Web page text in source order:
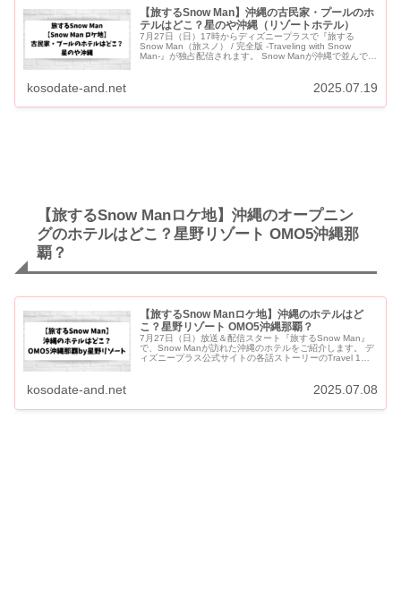
【旅するSnow Man】沖縄の古民家・プールのホ
テルはどこ？星のや沖縄（リゾートホテル）
7月27日（日）17時からディズニープラスで『旅する
Snow Man（旅スノ） / 完全版 -Traveling with Snow
Man-』が独占配信されます。 Snow Manが沖縄で並んでく
kosodate-and.net 2025.07.19
【旅するSnow Manロケ地】沖縄のオープニン
グのホテルはどこ？星野リゾート OMO5沖縄那
覇？
【旅するSnow Manロケ地】沖縄のホテルはど
こ？星野リゾート OMO5沖縄那覇？
7月27日（日）放送＆配信スタート『旅するSnow Man』
で、Snow Manが訪れた沖縄のホテルをご紹介します。 デ
ィズニープラス公式サイトの各話ストーリーのTravel 1の
kosodate-and.net 2025.07.08